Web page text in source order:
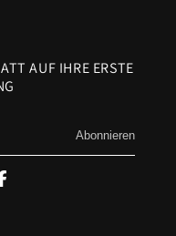
AUF IHRE ERSTE
Abonnieren